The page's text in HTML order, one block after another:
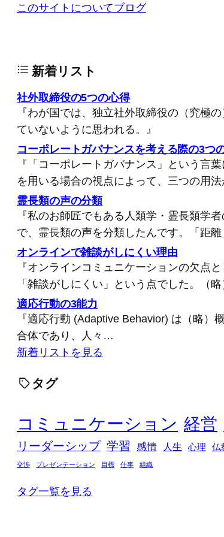
このサイトについてブログ
新着リスト
社外取締役の5つの心得
『わが国では、独立社外取締役の（究極
ていないように思われる。』
コーポレートガバナンスを考える際の3つ
『「コーポレートガバナンス」という言
を用いる場合の視点によって、三つの用
霊長類の声の分類
『私のお師匠でもある人類学・霊長類学
で、霊長類の声を分類したんです。「距
オンラインで雑談がしにくい理由
『オンラインコミュニケーションの欠点
「雑談がしにくい」という点でした。（
適応行動の3能力
『適応行動 (Adaptive Behavior) は（略）
合体であり、人々…
新着リストを見る
タグ
コミュニケーション 経営
リーダーシップ 学習 感情 人生 心理 仏
交渉 プレゼンテーション 目標 仕事 組織
タグ一覧を見る